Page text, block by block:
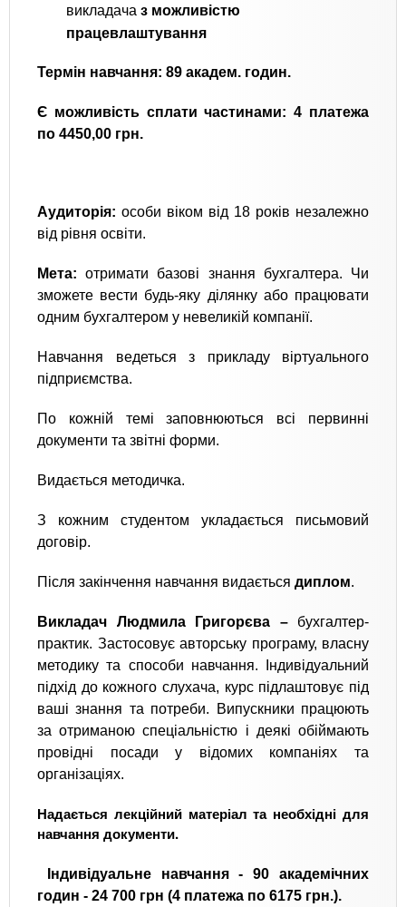
викладача з можливістю
працевлаштування
Термін навчання: 89 академ. годин.
Є можливість сплати частинами: 4 платежа
по 4450,00 грн.
Аудиторія: особи віком від 18 років незалежно
від рівня освіти.
Мета:отримати базові знання бухгалтера. Чи
зможете вести будь-яку ділянку або працювати
одним бухгалтером у невеликій компанії.
Навчання ведеться з прикладу віртуального
підприємства.
По кожній темі заповнюються всі первинні
документи та звітні форми.
Видається методичка.
З кожним студентом укладається письмовий
договір.
Після закінчення навчання видається диплом.
Викладач Людмила Григорєва –бухгалтер-
практик. Застосовує авторську програму, власну
методику та способи навчання. Індивідуальний
підхід до кожного слухача, курс підлаштовує під
ваші знання та потреби. Випускники працюють
за отриманою спеціальністю і деякі обіймають
провідні посади у відомих компаніях та
організаціях.
Надається лекційний матеріал та необхідні для
навчання документи.
Індивідуальне навчання - 90 академічних
годин - 24 700 грн (4 платежа по 6175 грн.).